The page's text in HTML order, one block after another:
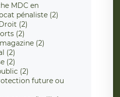
MDC en
pénaliste (2)
(2)
(2)
(2)
(2)
(2)
(2)
future ou